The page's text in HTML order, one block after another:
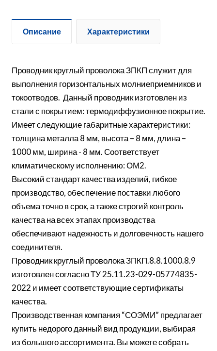
Описание Характеристики
Проводник круглый проволока ЗПКП служит для
выполнения горизонтальных молниеприемников и
токоотводов. Данный проводник изготовлен из
стали с покрытием: термодиффузионное покрытие.
Имеет следующие габаритные характеристики:
толщина металла 8 мм, высота – 8 мм, длина –
1000 мм, ширина - 8 мм. Соответствует
климатическому исполнению: ОМ2.
Высокий стандарт качества изделий, гибкое
производство, обеспечение поставки любого
объема точно в срок, а также строгий контроль
качества на всех этапах производства
обеспечивают надежность и долговечность нашего
соединителя.
Проводник круглый проволока ЗПКП.8.8.1000.8.9
изготовлен согласно ТУ 25.11.23-029-05774835-
2022 и имеет соответствующие сертификаты
качества.
Производственная компания “СОЭМИ” предлагает
купить недорого данный вид продукции, выбирая
из большого ассортимента. Вы можете собрать